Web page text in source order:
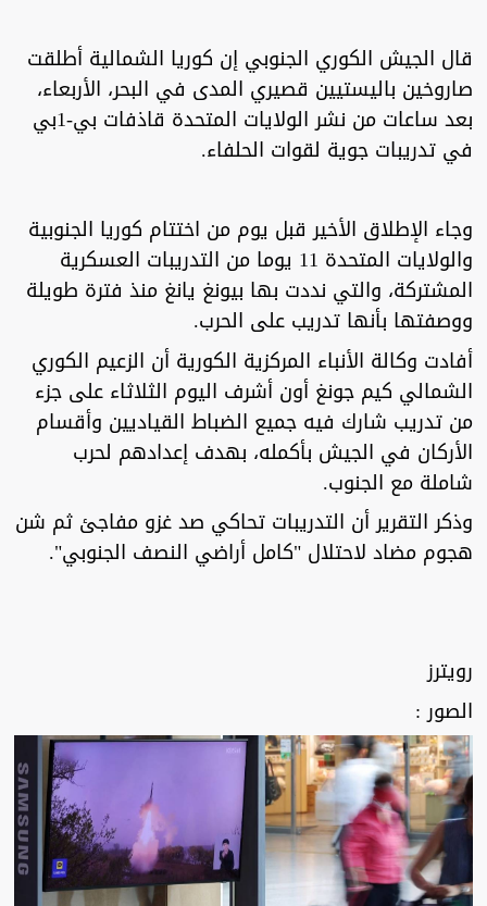
قال الجيش الكوري الجنوبي إن كوريا الشمالية أطلقت
صاروخين باليستيين قصيري المدى في البحر، الأربعاء،
بعد ساعات من نشر الولايات المتحدة قاذفات بي-1بي
في تدريبات جوية لقوات الحلفاء.
وجاء الإطلاق الأخير قبل يوم من اختتام كوريا الجنوبية
والولايات المتحدة 11 يوما من التدريبات العسكرية
المشتركة، والتي نددت بها بيونغ يانغ منذ فترة طويلة
ووصفتها بأنها تدريب على الحرب.
أفادت وكالة الأنباء المركزية الكورية أن الزعيم الكوري
الشمالي كيم جونغ أون أشرف اليوم الثلاثاء على جزء
من تدريب شارك فيه جميع الضباط القياديين وأقسام
الأركان في الجيش بأكمله، بهدف إعدادهم لحرب
شاملة مع الجنوب.
وذكر التقرير أن التدريبات تحاكي صد غزو مفاجئ ثم شن
هجوم مضاد لاحتلال "كامل أراضي النصف الجنوبي".
رويترز
الصور :